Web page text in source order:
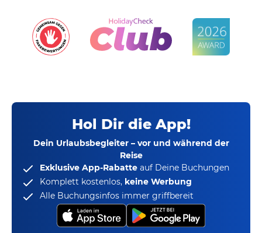
Hol Dir die App!
Dein Urlaubsbegleiter – vor und während der
Reise
Exklusive App-Rabatte auf Deine Buchungen
Komplett kostenlos, keine Werbung
Alle Buchungsinfos immer griffbereit